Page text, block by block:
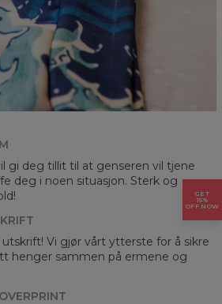
gi deg tillit til at genseren vil tjene
deg i noen situasjon. Sterk og
Vi gjør vårt ytterste for å sikre
henger sammen på ermene og
GET
15%
OFF NOW